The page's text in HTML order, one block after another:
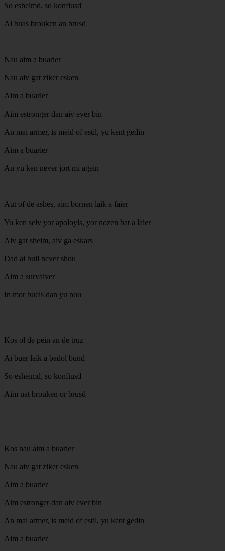
So esheimd, so konfiusd
Ai buas brouken an brusd
Nau aim a buarier
Nau aiv gat ziker esken
Aim a buarier
Aim estronger dan aiv ever bin
An mai armer, is meid of estil, yu kent gedin
Aim a buarier
An yu ken never jort mi agein
Aut of de ashes, aim bornen laik a faier
Yu ken seiv yor apoloyis, yor nozen bat a laier
Aiv gat sheim, aiv ga eskars
Dad ai buil never shou
Aim a survaiver
In mor bueis dan yu nou
Kos ol de pein an de truz
Ai buer laik a badol bund
So esheimd, so konfiusd
Aim nat brouken or brusd
Kos nau aim a buarier
Nau aiv gat ziker esken
Aim a buarier
Aim estronger dan aiv ever bin
An mai armer, is meid of estil, yu kent gedin
Aim a buarier